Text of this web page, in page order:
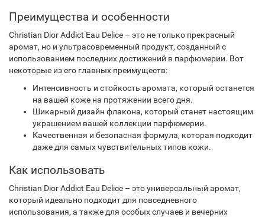
Преимущества и особенности
Christian Dior Addict Eau Delice – это не только прекрасный
аромат, но и ультрасовременный продукт, созданный с
использованием последних достижений в парфюмерии. Вот
некоторые из его главных преимуществ:
Интенсивность и стойкость аромата, который останется
на вашей коже на протяжении всего дня.
Шикарный дизайн флакона, который станет настоящим
украшением вашей коллекции парфюмерии.
Качественная и безопасная формула, которая подходит
даже для самых чувствительных типов кожи.
Как использовать
Christian Dior Addict Eau Delice – это универсальный аромат,
который идеально подходит для повседневного
использования, а также для особых случаев и вечерних